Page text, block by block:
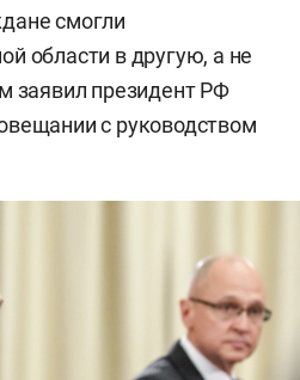
смогли
области в другую, а не
заявил президент РФ
с руководством